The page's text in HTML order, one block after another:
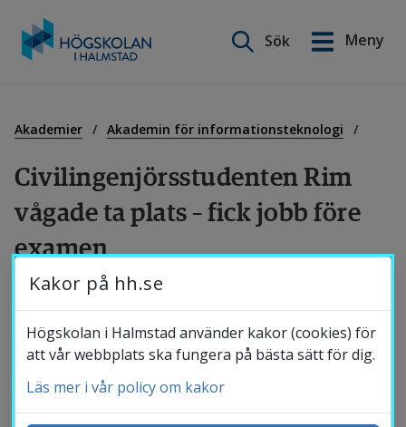
innehåll
Sök
Meny
Akademier Akademin för informationsteknologi
Civilingenjörsstudenten Rim
vågade ta plats – fick jobb före
examen
I juni tar Rim Abdennour sin
civilingenjörsexamen i datateknik – och kliver
direkt ut i arbetslivet. Redan flera månader
före examen fick hon jobb på det svenska
teknikföretaget Axis Communications i Lund,
English
Utbildning
Forskning
Samverkan
Om Högskolan
Bibliotek
Kakor på hh.se
Högskolan i Halmstad använder kakor (cookies) för
att vår webbplats ska fungera på bästa sätt för dig.
Läs mer i vår policy om kakor